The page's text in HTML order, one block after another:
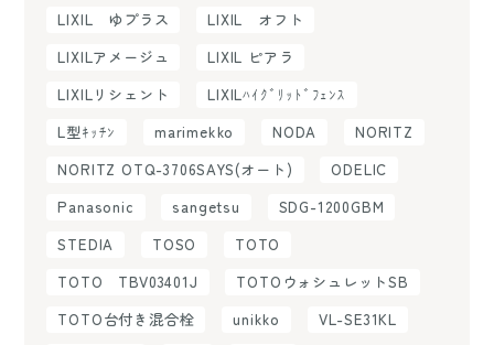
LIXIL ゆプラス
LIXIL オフト
LIXILアメージュ
LIXIL ピアラ
LIXILリシェント
LIXILﾊｲｸﾞﾘｯﾄﾞﾌｪﾝｽ
L型ｷｯﾁﾝ
marimekko NODA
NORITZ
NORITZ OTQ-3706SAYS(オート)
ODELIC
Panasonic
sangetsu
SDG-1200GBM
STEDIA
TOSO
TOTO
TOTO TBV03401J
TOTOウォシュレットSB
TOTO台付き混合栓
unikko
VL-SE31KL